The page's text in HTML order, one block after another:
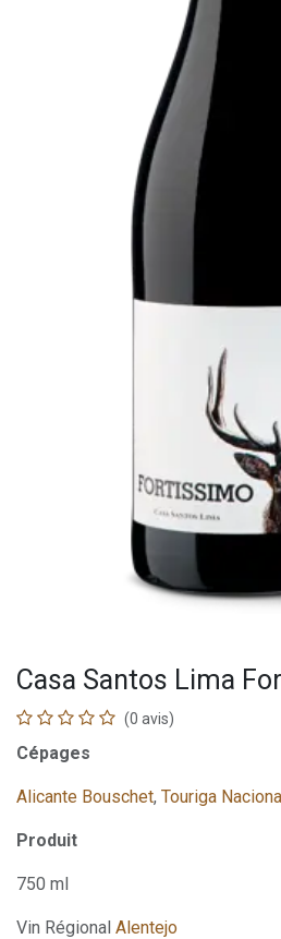
Casa Santos Lima
(0 avis)
Cépages
Alicante Bouschet, Touriga
Produit
750 ml
Vin Régional Alentejo